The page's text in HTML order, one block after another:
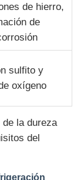
de hierro,
de
sulfito y
oxígeno
la dureza
del